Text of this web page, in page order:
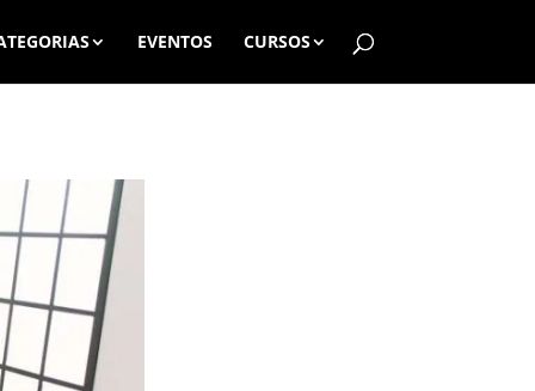
EVENTOS CURSOS